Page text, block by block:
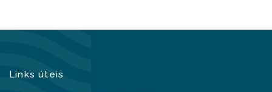
Links úteis